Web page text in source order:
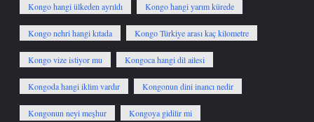
Kongo hangi ülkeden ayrıldı Kongo hangi yarım kürede
Kongo nehri hangi kıtada Kongo Türkiye arası kaç kilometre
Kongo vize istiyor mu Kongoca hangi dil ailesi
Kongoda hangi iklim vardır Kongonun dini inancı nedir
Kongonun neyi meşhur Kongoya gidilir mi